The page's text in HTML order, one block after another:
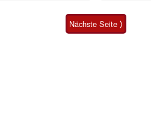
Smartphone im Test
Nächste Seite ⟩